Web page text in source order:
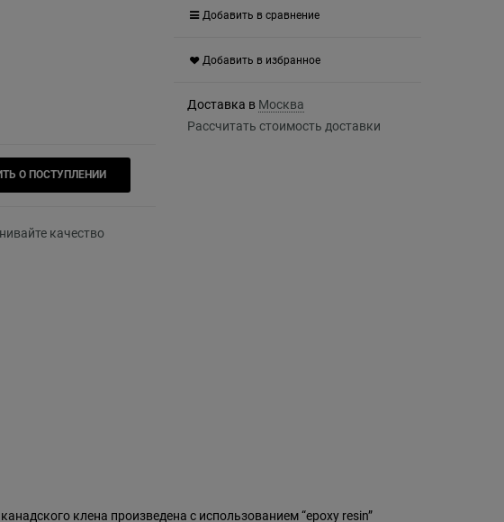
О ПОСТУПЛЕНИИ
Добавить в сравнение
Добавить в избранное
Доставка в Москва
Рассчитать стоимость доставки
клена произведена с использованием “epoxy resin”